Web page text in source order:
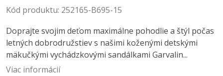
Kód produktu: 252165-B695-15
Doprajte svojim deťom maximálne pohodlie a štýl počas
letných dobrodružstiev s našimi koženými detskými
mäkučkými vychádzkovými sandálkami Garvalin...
Viac informácií